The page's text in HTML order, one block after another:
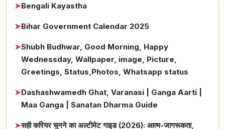
➤Bengali Kayastha
➤Bihar Government Calendar 2025
➤Shubh Budhwar, Good Morning, Happy
Wednessday, Wallpaper, image, Picture,
Greetings, Status,Photos, Whatsapp status
➤Dashashwamedh Ghat, Varanasi | Ganga Aarti |
Maa Ganga | Sanatan Dharma Guide
➤सही करियर चुनने का अल्टीमेट गाइड (2026): आत्म-जागरूकता,